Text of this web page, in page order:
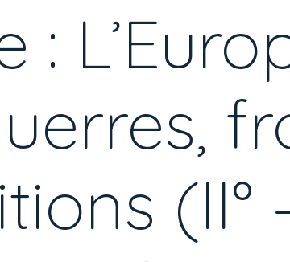
:
(II°